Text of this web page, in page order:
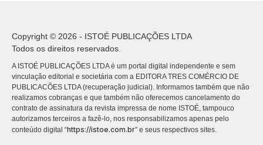
Copyright © 2026 - ISTOÉ PUBLICAÇÕES LTDA
Todos os direitos reservados.
A ISTOÉ PUBLICAÇÕES LTDA é um portal digital independente e sem
vinculação editorial e societária com a EDITORA TRES COMÉRCIO DE
PUBLICACÕES LTDA (recuperação judicial). Informamos também que não
realizamos cobranças e que também não oferecemos cancelamento do
contrato de assinatura da revista impressa de nome ISTOÉ, tampouco
autorizamos terceiros a fazê-lo, nos responsabilizamos apenas pelo
conteúdo digital “https://istoe.com.br” e seus respectivos sites.